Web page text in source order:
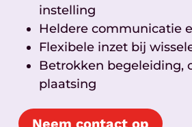
instelling
Heldere communicatie
Flexibele inzet bij
Betrokken begeleiding,
plaatsing
Neem contact op